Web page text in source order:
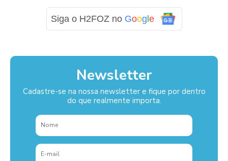
Siga o H2FOZ no Goog e
Newsletter
Cadastre-se na nossa newsletter e fique por dentro
do que realmente importa.